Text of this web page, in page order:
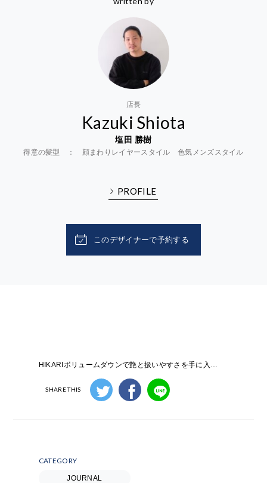
店長
Kazuki Shiota
塩田 勝樹
得意の髪型 ： 顔まわりレイヤースタイル 色気メンズスタイル
PROFILE
このデザイナーで予約する
SHARE THIS
CATEGORY
JOURNAL